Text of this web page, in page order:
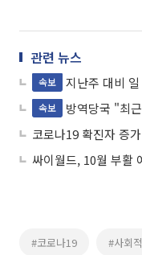
관련 뉴스
속보 지난주 대비 일
속보
방역당국 "최근
코로나19 확진자 증
#코로나19 #사회